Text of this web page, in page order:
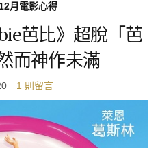
月電影心得
芭比》超脫「芭
而神作未滿
1 則留言